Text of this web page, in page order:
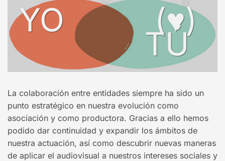
YO (♥)
TÚ
La colaboración entre entidades siempre ha sido un
punto estratégico en nuestra evolución como
asociación y como productora. Gracias a ello hemos
podido dar continuidad y expandir los ámbitos de
nuestra actuación, así como descubrir nuevas maneras
de aplicar el audiovisual a nuestros intereses sociales y